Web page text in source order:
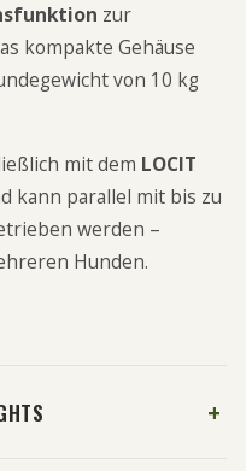
zur
kompakte Gehäuse
von 10 kg
mit dem LOCIT
kann parallel mit bis zu
werden –
Hunden.